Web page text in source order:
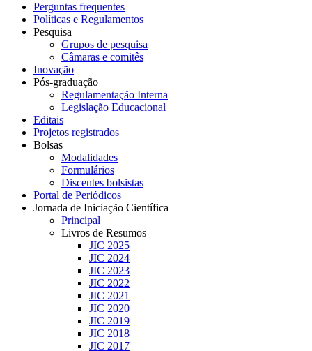
Perguntas frequentes
Políticas e Regulamentos
Pesquisa
Grupos de pesquisa
Câmaras e comitês
Inovação
Pós-graduação
Regulamentação Interna
Legislação Educacional
Editais
Projetos registrados
Bolsas
Modalidades
Formulários
Discentes bolsistas
Portal de Periódicos
Jornada de Iniciação Científica
Principal
Livros de Resumos
JIC 2025
JIC 2024
JIC 2023
JIC 2022
JIC 2021
JIC 2020
JIC 2019
JIC 2018
JIC 2017